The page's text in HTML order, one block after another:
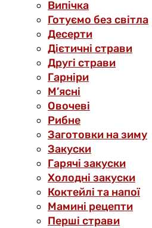
Випічка
Готуємо без світла
Десерти
Дієтичні страви
Другі страви
Гарніри
М’ясні
Овочеві
Рибне
Заготовки на зиму
Закуски
Гарячі закуски
Холодні закуски
Коктейлі та напої
Мамині рецепти
Перші страви